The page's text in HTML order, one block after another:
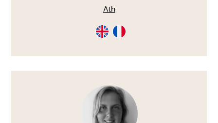
Ath
Consultation
en
Consultation
en
Voir